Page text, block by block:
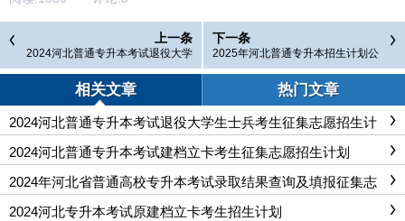
上一条
2024河北普通专升本考试退役大学
生士兵考生征集志愿招生计划
下一条
2025年河北普通专升本招生计划公
布
相关文章 热门文章
2024河北普通专升本考试退役大学生士兵考生征集志愿招生计
划
2024河北普通专升本考试建档立卡考生征集志愿招生计划
2024年河北省普通高校专升本考试录取结果查询及填报征集志
愿公告
2024河北专升本考试原建档立卡考生招生计划